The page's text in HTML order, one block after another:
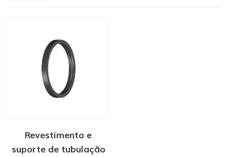
Revestimento e
suporte de tubulação